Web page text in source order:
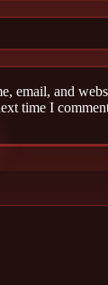
email, and
time I